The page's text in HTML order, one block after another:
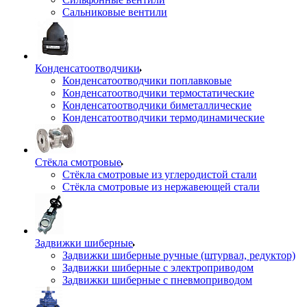
Сальниковые вентили
Конденсатоотводчики
Конденсатоотводчики поплавковые
Конденсатоотводчики термостатические
Конденсатоотводчики биметаллические
Конденсатоотводчики термодинамические
Стёкла смотровые
Стёкла смотровые из углеродистой стали
Стёкла смотровые из нержавеющей стали
Задвижки шиберные
Задвижки шиберные ручные (штурвал, редуктор)
Задвижки шиберные с электроприводом
Задвижки шиберные с пневмоприводом